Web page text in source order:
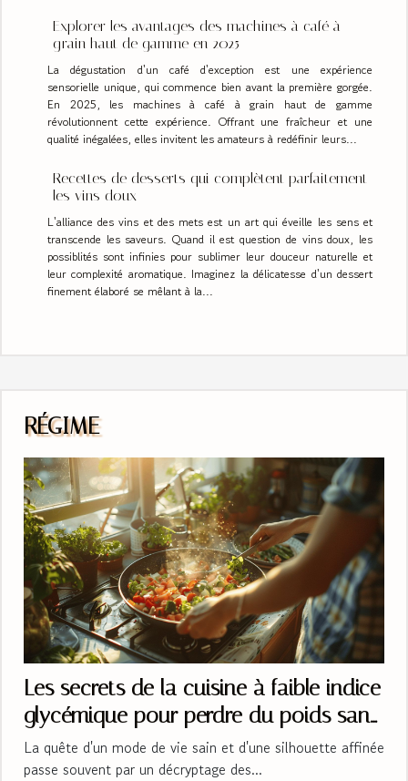
Explorer les avantages des machines à café à
grain haut de gamme en 2025
La dégustation d'un café d'exception est une expérience
sensorielle unique, qui commence bien avant la première gorgée.
En 2025, les machines à café à grain haut de gamme
révolutionnent cette expérience. Offrant une fraîcheur et une
qualité inégalées, elles invitent les amateurs à redéfinir leurs...
Recettes de desserts qui complètent parfaitement
les vins doux
L'alliance des vins et des mets est un art qui éveille les sens et
transcende les saveurs. Quand il est question de vins doux, les
possiblités sont infinies pour sublimer leur douceur naturelle et
leur complexité aromatique. Imaginez la délicatesse d'un dessert
finement élaboré se mêlant à la...
RÉGIME
Les secrets de la cuisine à faible indice
glycémique pour perdre du poids sans
stress
La quête d'un mode de vie sain et d'une silhouette affinée
passe souvent par un décryptage des...